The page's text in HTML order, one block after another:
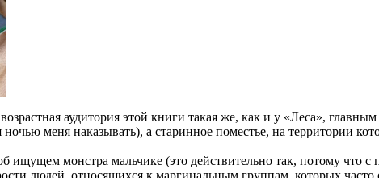
аудитория этой книги такая же, как и у «Леса»,
меня наказывать), а старинное поместье, на территории
монстра мальчике (это действительно так, потому что с
людей, относящихся к маргинальным группам, которых